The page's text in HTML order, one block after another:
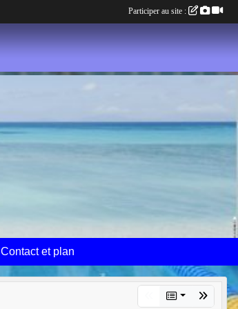
Contact et plan
Participer au site :